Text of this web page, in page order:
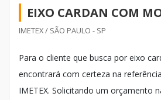
EIXO CARDAN COM
IMETEX / SÃO PAULO - SP
Para o cliente que busca por eixo
encontrará com certeza na
IMETEX. Solicitando um orçamento